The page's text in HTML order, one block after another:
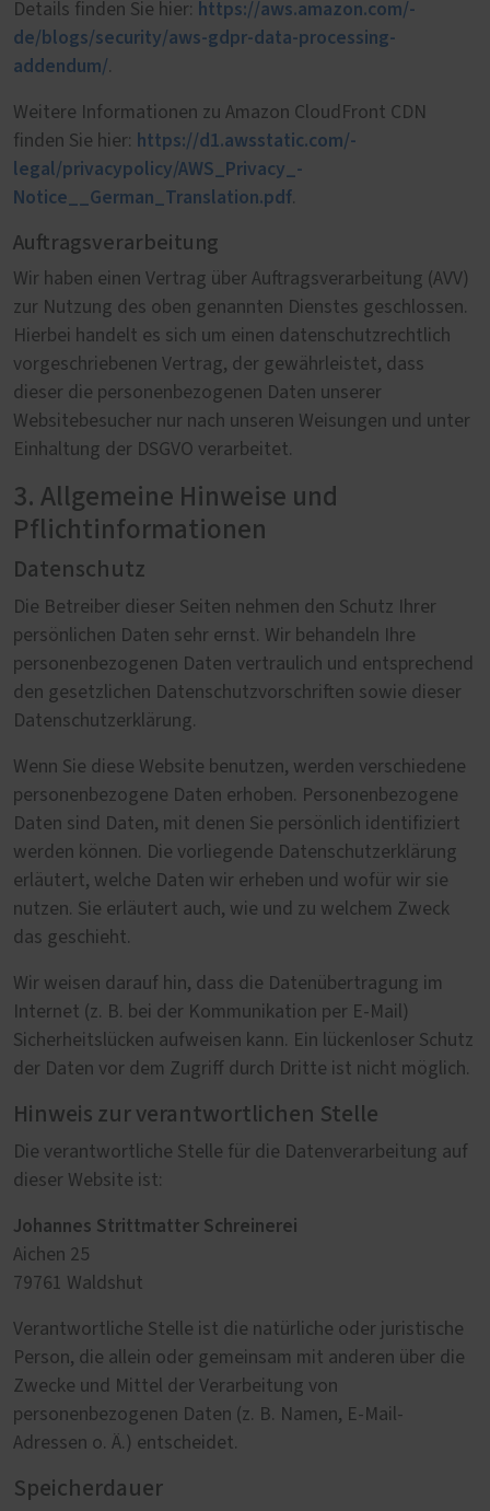
Details finden Sie hier: https://aws.amazon.com/­
de/blogs/security/­aws-gdpr-data-processing-
addendum/.
Weitere Informationen zu Amazon CloudFront CDN
finden Sie hier: https://d1.awsstatic.com/­
legal/privacypolicy/­AWS_Privacy_­
Notice__German_Translation.pdf.
Auftragsverarbeitung
Wir haben einen Vertrag über Auftragsverarbeitung (AVV)
zur Nutzung des oben genannten Dienstes geschlossen.
Hierbei handelt es sich um einen datenschutzrechtlich
vorgeschriebenen Vertrag, der gewährleistet, dass
dieser die personenbezogenen Daten unserer
Websitebesucher nur nach unseren Weisungen und unter
Einhaltung der DSGVO verarbeitet.
3. Allgemeine Hinweise und
Pflichtinformationen
Datenschutz
Die Betreiber dieser Seiten nehmen den Schutz Ihrer
persönlichen Daten sehr ernst. Wir behandeln Ihre
personenbezogenen Daten vertraulich und entsprechend
den gesetzlichen Datenschutzvorschriften sowie dieser
Datenschutzerklärung.
Wenn Sie diese Website benutzen, werden verschiedene
personenbezogene Daten erhoben. Personenbezogene
Daten sind Daten, mit denen Sie persönlich identifiziert
werden können. Die vorliegende Datenschutzerklärung
erläutert, welche Daten wir erheben und wofür wir sie
nutzen. Sie erläutert auch, wie und zu welchem Zweck
das geschieht.
Wir weisen darauf hin, dass die Datenübertragung im
Internet (z. B. bei der Kommunikation per E-Mail)
Sicherheitslücken aufweisen kann. Ein lückenloser Schutz
der Daten vor dem Zugriff durch Dritte ist nicht möglich.
Hinweis zur verantwortlichen Stelle
Die verantwortliche Stelle für die Datenverarbeitung auf
dieser Website ist:
Johannes Strittmatter Schreinerei
Aichen 25
79761 Waldshut
Verantwortliche Stelle ist die natürliche oder juristische
Person, die allein oder gemeinsam mit anderen über die
Zwecke und Mittel der Verarbeitung von
personenbezogenen Daten (z. B. Namen, E-Mail-
Adressen o. Ä.) entscheidet.
Speicherdauer